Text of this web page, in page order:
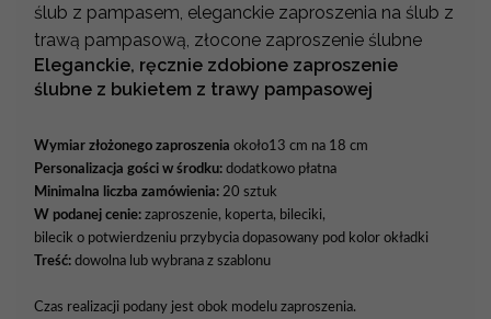
ślub z pampasem, eleganckie zaproszenia na ślub z
trawą pampasową, złocone zaproszenie ślubne
Eleganckie, ręcznie zdobione zaproszenie
ślubne z bukietem z trawy pampasowej
Wymiar złożonego zaproszenia około13 cm na 18 cm
Personalizacja gości w środku: dodatkowo płatna
Minimalna liczba zamówienia: 20 sztuk
W podanej cenie: zaproszenie, koperta, bileciki,
bilecik o potwierdzeniu przybycia dopasowany pod kolor okładki
Treść: dowolna lub wybrana z szablonu
Czas realizacji podany jest obok modelu zaproszenia.